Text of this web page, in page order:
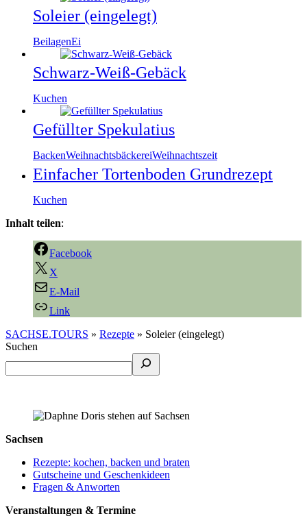
Soleier (eingelegt)
BeilagenEi
Schwarz-Weiß-Gebäck
Kuchen
Gefüllter Spekulatius
BackenWeihnachtsbäckereiWeihnachtszeit
Einfacher Tortenboden Grundrezept
Kuchen
Inhalt teilen:
Facebook
X
E-Mail
Link
SACHSE.TOURS » Rezepte » Soleier (eingelegt)
Suchen
Sachsen
Rezepte: kochen, backen und braten
Gutscheine und Geschenkideen
Fragen & Anworten
Veranstaltungen & Termine